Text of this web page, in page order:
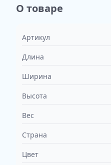
О товаре
Артикул
Длина
Ширина
Высота
Вес
Страна
Цвет